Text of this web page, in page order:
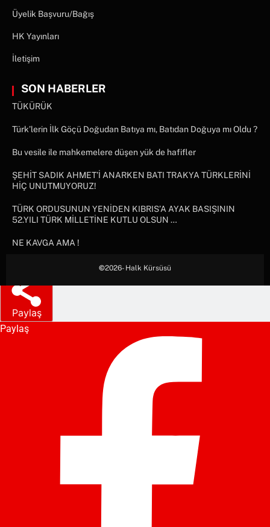
Üyelik Başvuru/Bağış
HK Yayınları
İletişim
SON HABERLER
TÜKÜRÜK
Türk’lerin İlk Göçü Doğudan Batıya mı, Batıdan Doğuya mı Oldu ?
Bu vesile ile mahkemelere düşen yük de hafifler
ŞEHİT SADIK AHMET’İ ANARKEN BATI TRAKYA TÜRKLERİNİ
HİÇ UNUTMUYORUZ!
TÜRK ORDUSUNUN YENİDEN KIBRIS’A AYAK BASIŞININ
52.YILI TÜRK MİLLETİNE KUTLU OLSUN …
NE KAVGA AMA !
©2026- Halk Kürsüsü
Paylaş
Paylaş